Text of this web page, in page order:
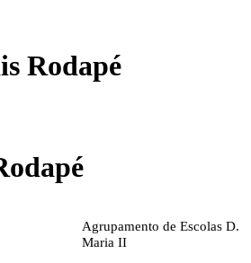
Rodapé
Agrupamento de Escolas D.
Maria II